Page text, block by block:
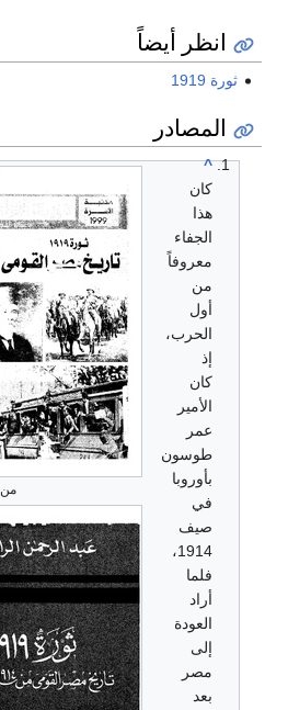
انظر أيضاً
ثورة 1919
المصادر
من 6 أبريل 1919
^
كان
هذا
الجفاء
معروفاً
من
أول
الحرب،
إذ
كان
الأمير
عمر
طوسون
بأوروبا
في
صيف
1914،
فلما
أراد
العودة
إلى
مصر
بعد